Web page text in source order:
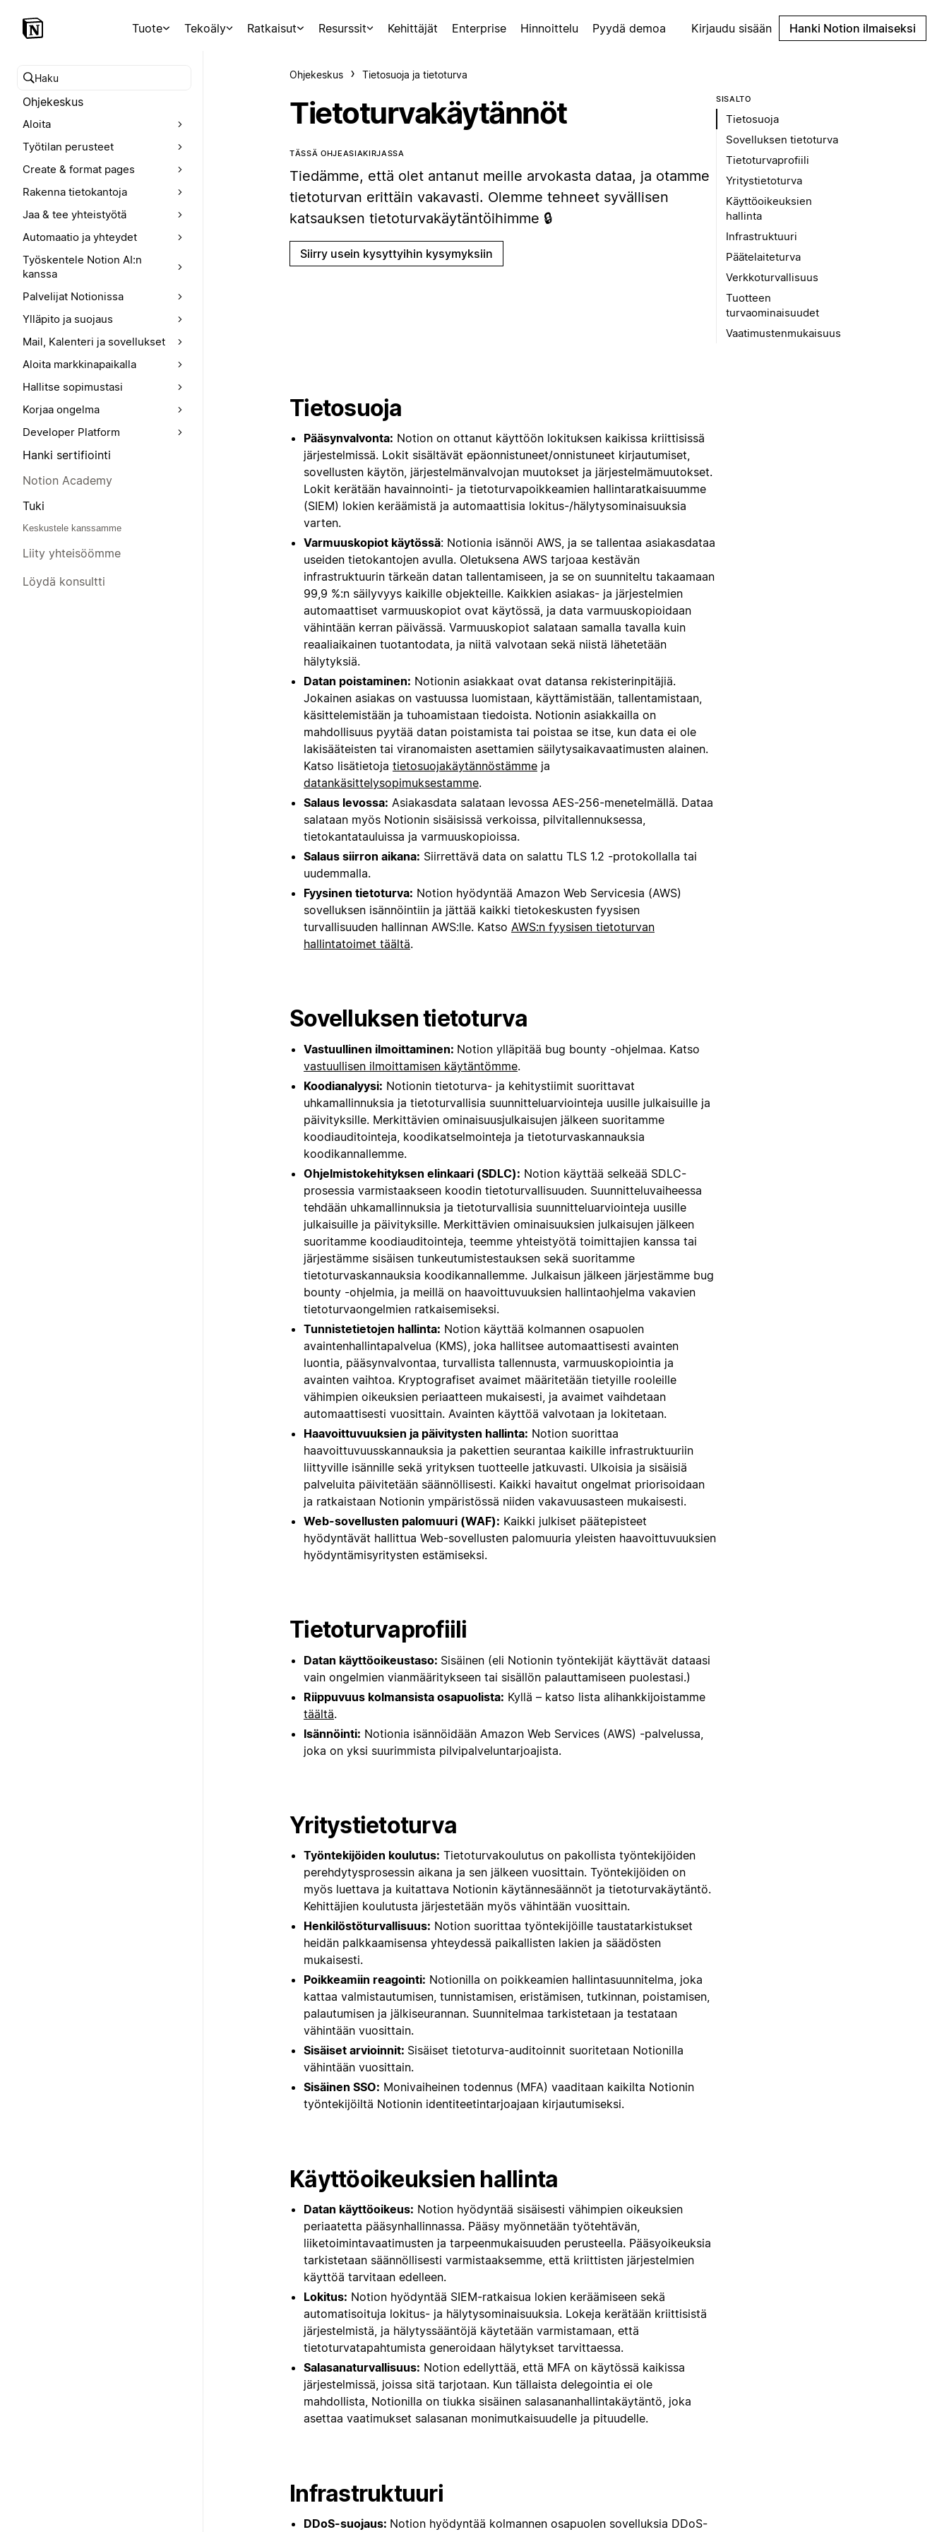
Tuote Tekoäly Ratkaisut Resurssit Kehittäjät Enterprise Hinnoittelu Pyydä demoa Kirjaudu sisään Hanki Notion ilmaiseksi
Hae ohjekeskuksesta
Ohjekeskus
Aloita
Työtilan perusteet
Create & format pages
Rakenna tietokantoja
Jaa & tee yhteistyötä
Automaatio ja yhteydet
Työskentele Notion AI:n
kanssa
Palvelijat Notionissa
Ylläpito ja suojaus
Mail, Kalenteri ja sovellukset
Aloita markkinapaikalla
Hallitse sopimustasi
Korjaa ongelma
Developer Platform
Hanki sertifiointi
Notion Academy
Tuki
Keskustele kanssamme
Liity yhteisöömme
Löydä konsultti
Ohjekeskus Tietosuoja ja tietoturva
Tietoturvakäytännöt
TÄSSÄ OHJEASIAKIRJASSA
Tiedämme, että olet antanut meille arvokasta dataa, ja otamme
tietoturvan erittäin vakavasti. Olemme tehneet syvällisen
katsauksen tietoturvakäytäntöihimme 🔒
Siirry usein kysyttyihin kysymyksiin
Tietosuoja
Pääsynvalvonta: Notion on ottanut käyttöön lokituksen kaikissa kriittisissä
järjestelmissä. Lokit sisältävät epäonnistuneet/onnistuneet kirjautumiset,
sovellusten käytön, järjestelmänvalvojan muutokset ja järjestelmämuutokset.
Lokit kerätään havainnointi- ja tietoturvapoikkeamien hallintaratkaisuumme
(SIEM) lokien keräämistä ja automaattisia lokitus-/hälytysominaisuuksia
varten.
Varmuuskopiot käytössä: Notionia isännöi AWS, ja se tallentaa asiakasdataa
useiden tietokantojen avulla. Oletuksena AWS tarjoaa kestävän
infrastruktuurin tärkeän datan tallentamiseen, ja se on suunniteltu takaamaan
99,9 %:n säilyvyys kaikille objekteille. Kaikkien asiakas- ja järjestelmien
automaattiset varmuuskopiot ovat käytössä, ja data varmuuskopioidaan
vähintään kerran päivässä. Varmuuskopiot salataan samalla tavalla kuin
reaaliaikainen tuotantodata, ja niitä valvotaan sekä niistä lähetetään
hälytyksiä.
Datan poistaminen: Notionin asiakkaat ovat datansa rekisterinpitäjiä.
Jokainen asiakas on vastuussa luomistaan, käyttämistään, tallentamistaan,
käsittelemistään ja tuhoamistaan tiedoista. Notionin asiakkailla on
mahdollisuus pyytää datan poistamista tai poistaa se itse, kun data ei ole
lakisääteisten tai viranomaisten asettamien säilytysaikavaatimusten alainen.
Katso lisätietoja tietosuojakäytännöstämme ja
datankäsittelysopimuksestamme.
Salaus levossa: Asiakasdata salataan levossa AES-256-menetelmällä. Dataa
salataan myös Notionin sisäisissä verkoissa, pilvitallennuksessa,
tietokantatauluissa ja varmuuskopioissa.
Salaus siirron aikana: Siirrettävä data on salattu TLS 1.2 -protokollalla tai
uudemmalla.
Fyysinen tietoturva: Notion hyödyntää Amazon Web Servicesia (AWS)
sovelluksen isännöintiin ja jättää kaikki tietokeskusten fyysisen
turvallisuuden hallinnan AWS:lle. Katso AWS:n fyysisen tietoturvan
hallintatoimet täältä.
Sovelluksen tietoturva
Vastuullinen ilmoittaminen: Notion ylläpitää bug bounty -ohjelmaa. Katso
vastuullisen ilmoittamisen käytäntömme.
Koodianalyysi: Notionin tietoturva- ja kehitystiimit suorittavat
uhkamallinnuksia ja tietoturvallisia suunnitteluarviointeja uusille julkaisuille ja
päivityksille. Merkittävien ominaisuusjulkaisujen jälkeen suoritamme
koodiauditointeja, koodikatselmointeja ja tietoturvaskannauksia
koodikannallemme.
Ohjelmistokehityksen elinkaari (SDLC): Notion käyttää selkeää SDLC-
prosessia varmistaakseen koodin tietoturvallisuuden. Suunnitteluvaiheessa
tehdään uhkamallinnuksia ja tietoturvallisia suunnitteluarviointeja uusille
julkaisuille ja päivityksille. Merkittävien ominaisuuksien julkaisujen jälkeen
suoritamme koodiauditointeja, teemme yhteistyötä toimittajien kanssa tai
järjestämme sisäisen tunkeutumistestauksen sekä suoritamme
tietoturvaskannauksia koodikannallemme. Julkaisun jälkeen järjestämme bug
bounty -ohjelmia, ja meillä on haavoittuvuuksien hallintaohjelma vakavien
tietoturvaongelmien ratkaisemiseksi.
Tunnistetietojen hallinta: Notion käyttää kolmannen osapuolen
avaintenhallintapalvelua (KMS), joka hallitsee automaattisesti avainten
luontia, pääsynvalvontaa, turvallista tallennusta, varmuuskopiointia ja
avainten vaihtoa. Kryptografiset avaimet määritetään tietyille rooleille
vähimpien oikeuksien periaatteen mukaisesti, ja avaimet vaihdetaan
automaattisesti vuosittain. Avainten käyttöä valvotaan ja lokitetaan.
Haavoittuvuuksien ja päivitysten hallinta: Notion suorittaa
haavoittuvuusskannauksia ja pakettien seurantaa kaikille infrastruktuuriin
liittyville isännille sekä yrityksen tuotteelle jatkuvasti. Ulkoisia ja sisäisiä
palveluita päivitetään säännöllisesti. Kaikki havaitut ongelmat priorisoidaan
ja ratkaistaan Notionin ympäristössä niiden vakavuusasteen mukaisesti.
Web-sovellusten palomuuri (WAF): Kaikki julkiset päätepisteet
hyödyntävät hallittua Web-sovellusten palomuuria yleisten haavoittuvuuksien
hyödyntämisyritysten estämiseksi.
Tietoturvaprofiili
Datan käyttöoikeustaso: Sisäinen (eli Notionin työntekijät käyttävät dataasi
vain ongelmien vianmääritykseen tai sisällön palauttamiseen puolestasi.)
Riippuvuus kolmansista osapuolista: Kyllä – katso lista alihankkijoistamme
täältä.
Isännöinti: Notionia isännöidään Amazon Web Services (AWS) -palvelussa,
joka on yksi suurimmista pilvipalveluntarjoajista.
Yritystietoturva
Työntekijöiden koulutus: Tietoturvakoulutus on pakollista työntekijöiden
perehdytysprosessin aikana ja sen jälkeen vuosittain. Työntekijöiden on
myös luettava ja kuitattava Notionin käytännesäännöt ja tietoturvakäytäntö.
Kehittäjien koulutusta järjestetään myös vähintään vuosittain.
Henkilöstöturvallisuus: Notion suorittaa työntekijöille taustatarkistukset
heidän palkkaamisensa yhteydessä paikallisten lakien ja säädösten
mukaisesti.
Poikkeamiin reagointi: Notionilla on poikkeamien hallintasuunnitelma, joka
kattaa valmistautumisen, tunnistamisen, eristämisen, tutkinnan, poistamisen,
palautumisen ja jälkiseurannan. Suunnitelmaa tarkistetaan ja testataan
vähintään vuosittain.
Sisäiset arvioinnit: Sisäiset tietoturva-auditoinnit suoritetaan Notionilla
vähintään vuosittain.
Sisäinen SSO: Monivaiheinen todennus (MFA) vaaditaan kaikilta Notionin
työntekijöiltä Notionin identiteetintarjoajaan kirjautumiseksi.
Käyttöoikeuksien hallinta
Datan käyttöoikeus: Notion hyödyntää sisäisesti vähimpien oikeuksien
periaatetta pääsynhallinnassa. Pääsy myönnetään työtehtävän,
liiketoimintavaatimusten ja tarpeenmukaisuuden perusteella. Pääsyoikeuksia
tarkistetaan säännöllisesti varmistaaksemme, että kriittisten järjestelmien
käyttöä tarvitaan edelleen.
Lokitus: Notion hyödyntää SIEM-ratkaisua lokien keräämiseen sekä
automatisoituja lokitus- ja hälytysominaisuuksia. Lokeja kerätään kriittisistä
järjestelmistä, ja hälytyssääntöjä käytetään varmistamaan, että
tietoturvatapahtumista generoidaan hälytykset tarvittaessa.
Salasanaturvallisuus: Notion edellyttää, että MFA on käytössä kaikissa
järjestelmissä, joissa sitä tarjotaan. Kun tällaista delegointia ei ole
mahdollista, Notionilla on tiukka sisäinen salasananhallintakäytäntö, joka
asettaa vaatimukset salasanan monimutkaisuudelle ja pituudelle.
Infrastruktuuri
DDoS-suojaus: Notion hyödyntää kolmannen osapuolen sovelluksia DDoS-
SISÄLTÖ
Tietosuoja
Sovelluksen tietoturva
Tietoturvaprofiili
Yritystietoturva
Käyttöoikeuksien
hallinta
Infrastruktuuri
Päätelaiteturva
Verkkoturvallisuus
Tuotteen
turvaominaisuudet
Vaatimustenmukaisuus